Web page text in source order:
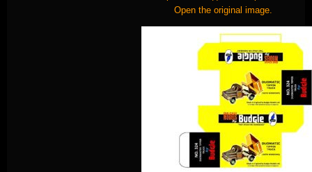
Open the original image.